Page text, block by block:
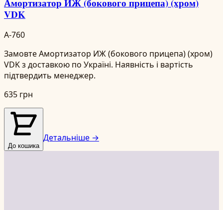
Амортизатор ИЖ (бокового прицепа) (хром)
VDK
A-760
Замовте Амортизатор ИЖ (бокового прицепа) (хром)
VDK з доставкою по Україні. Наявність і вартість
підтвердить менеджер.
635 грн
До кошика
Детальніше →